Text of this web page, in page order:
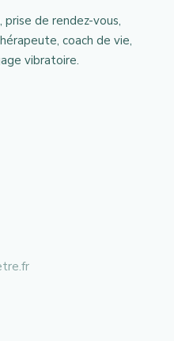
de rendez-vous,
coach de vie,
vibratoire.